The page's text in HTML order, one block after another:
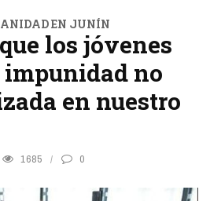
EN JUNÍN
los jóvenes
impunidad no
en nuestro
1685 0